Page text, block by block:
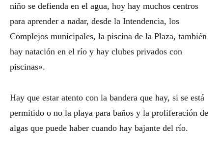
niño se defienda en el agua, hoy hay muchos centros
para aprender a nadar, desde la Intendencia, los
Complejos municipales, la piscina de la Plaza, también
hay natación en el río y hay clubes privados con
piscinas».
Hay que estar atento con la bandera que hay, si se está
permitido o no la playa para baños y la proliferación de
algas que puede haber cuando hay bajante del río.